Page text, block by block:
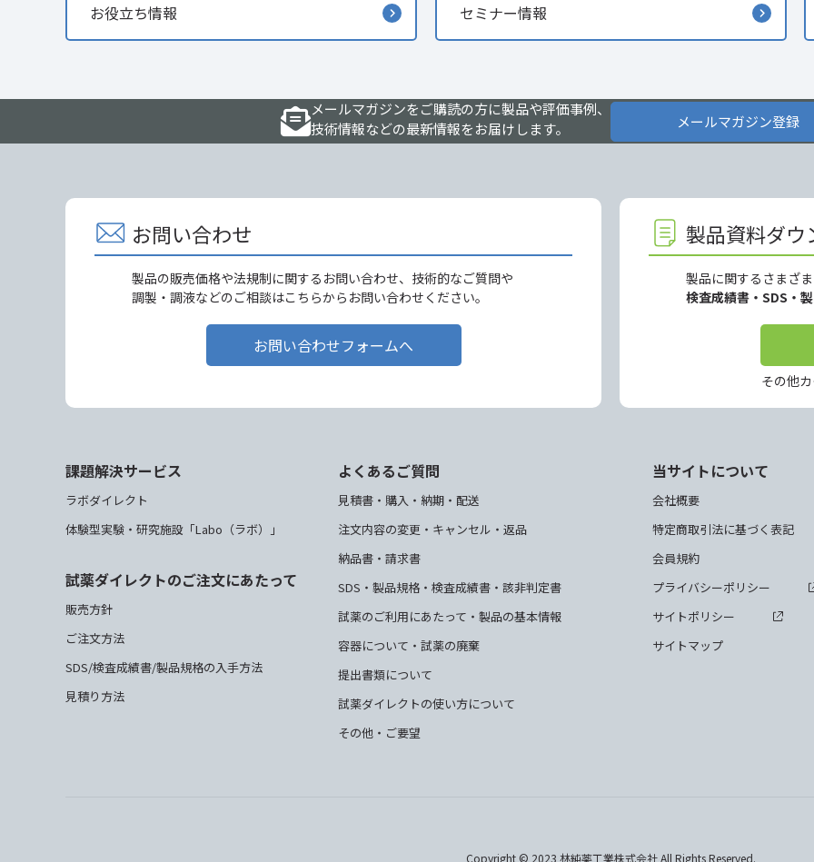
お役立ち情報 セミナー情報
メールマガジンをご購読の方に製品や評価事例、
技術情報などの最新情報をお届けします。
メールマガジン登録
お問い合わせ
製品の販売価格や法規制に関するお問い合わせ、技術的なご質問や
調製・調液などのご相談はこちらからお問い合わせください。
お問い合わせフォームへ
製品資料ダウ
製品に関するさまざ
検査成績書・SDS・
その他
課題解決サービス
ラボダイレクト
体験型実験・研究施設「Labo（ラボ）」
試薬ダイレクトのご注文にあたって
販売方針
ご注文方法
SDS/検査成績書/製品規格の入手方法
見積り方法
よくあるご質問
見積書・購入・納期・配送
注文内容の変更・キャンセル・返品
納品書・請求書
SDS・製品規格・検査成績書・該非判定書
試薬のご利用にあたって・製品の基本情報
容器について・試薬の廃棄
提出書類について
試薬ダイレクトの使い方について
その他・ご要望
当サイトについて
会社概要
特定商取引法に基づく表記
会員規約
プライバシーポリシー
サイトポリシー
サイトマップ
Copyright © 2023 林純薬工業株式会社 All Rights Reserved.